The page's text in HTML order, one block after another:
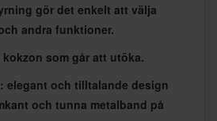
gör det enkelt att välja
andra funktioner.
kokzon som går att utöka.
elegant och tilltalande design
och tunna metalband på